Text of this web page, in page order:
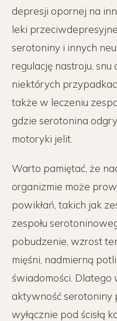
depresji opornej na
leki
serotoniny i innych
regulację nastroju,
niektórych
także w leczeniu
gdzie serotonina
motoryki jelit.
Warto pamiętać, że
organizmie może
powikłań, takich jak
zespołu
pobudzenie, wzrost
mięśni, nadmierną
świadomości. Dlatego
aktywność
wyłącznie pod ścisłą